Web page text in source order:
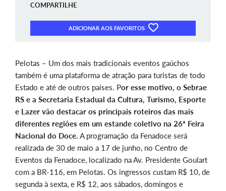
COMPARTILHE
ADICIONAR AOS FAVORITOS
Pelotas – Um dos mais tradicionais eventos gaúchos
também é uma plataforma de atração para turistas de todo
Estado e até de outros países. Por esse motivo, o Sebrae
RS e a Secretaria Estadual da Cultura, Turismo, Esporte
e Lazer vão destacar os principais roteiros das mais
diferentes regiões em um estande coletivo na 26ª Feira
Nacional do Doce. A programação da Fenadoce será
realizada de 30 de maio a 17 de junho, no Centro de
Eventos da Fenadoce, localizado na Av. Presidente Goulart
com a BR-116, em Pelotas. Os ingressos custam R$ 10, de
segunda à sexta, e R$ 12, aos sábados, domingos e